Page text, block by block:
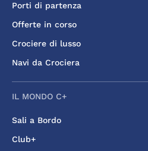
Porti di partenza
Offerte in corso
Crociere di lusso
Navi da Crociera
IL MONDO C+
Sali a Bordo
Club+